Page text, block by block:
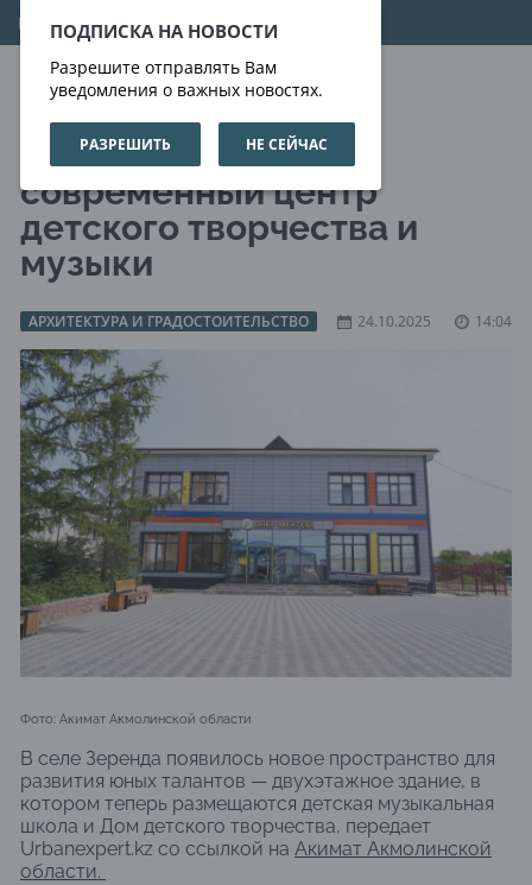
ПОДПИСКА НА НОВОСТИ
Разрешите отправлять Вам
уведомления о важных новостях.
РАЗРЕШИТЬ НЕ СЕЙЧАС
08.08.2026 09:12:01
В Зеренде открыли
современный центр
детского творчества и
музыки
АРХИТЕКТУРА И ГРАДОСТОИТЕЛЬСТВО 24.10.2025 14:04
Фото: Акимат Акмолинской области
В селе Зеренда появилось новое пространство для
развития юных талантов — двухэтажное здание, в
котором теперь размещаются детская музыкальная
школа и Дом детского творчества, передает
Urbanexpert.kz со ссылкой на Акимат Акмолинской
области.